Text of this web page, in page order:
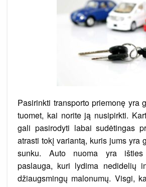
Pasirinkti transporto priemonę yra
tuomet, kai norite ją nusipirkti.
gali pasirodyti labai sudėtingas
atrasti tokį variantą, kuris jums yra
sunku. Auto nuoma yra
paslauga, kuri lydima nedidelių
džiaugsmingų malonumų. Visgi,